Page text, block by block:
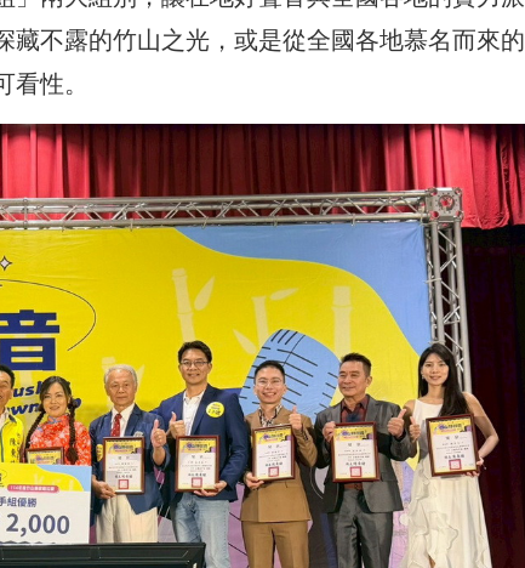
不露的竹山之光，或是從全國各地慕名而來的
性。